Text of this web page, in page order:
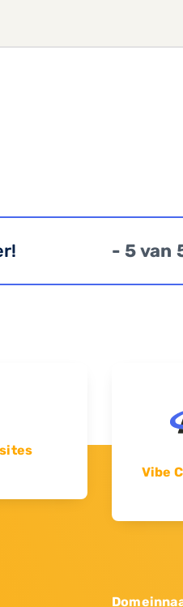
- 5 van
Vibe